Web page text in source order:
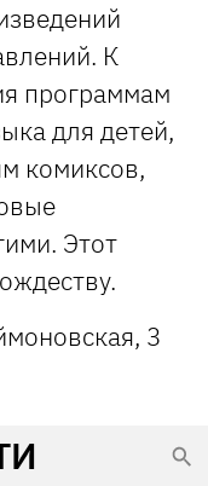
К
программам
для детей,
комиксов,
Этот
3